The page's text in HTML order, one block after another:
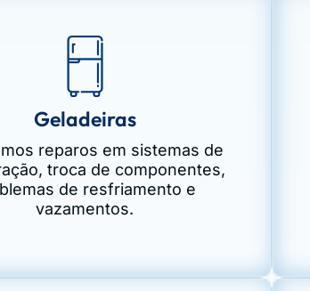
Geladeiras
reparos em sistemas de
troca de componentes,
de resfriamento e
vazamentos.